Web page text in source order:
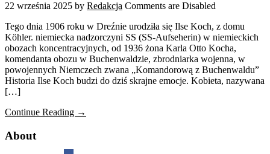
22 września 2025 by Redakcja Comments are Disabled
Tego dnia 1906 roku w Dreźnie urodziła się Ilse Koch, z domu
Köhler. niemiecka nadzorczyni SS (SS-Aufseherin) w niemieckich
obozach koncentracyjnych, od 1936 żona Karla Otto Kocha,
komendanta obozu w Buchenwaldzie, zbrodniarka wojenna, w
powojennych Niemczech zwana „Komandorową z Buchenwaldu”
Historia Ilse Koch budzi do dziś skrajne emocje. Kobieta, nazywana
[…]
Continue Reading →
About